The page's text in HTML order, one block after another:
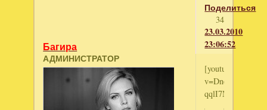
Поделиться
34
23.03.2010
23:06:52
Багира
АДМИНИСТРАТОР
[youtube]http://
v=Dne-
qqlI7MM[/